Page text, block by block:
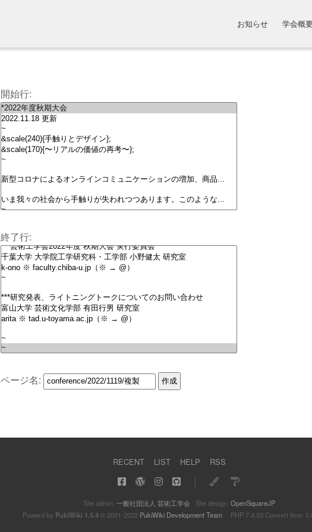
お知らせ 学会概
開始行:
終了行:
ページ名:
RECENT LIST HELP RSS
Site admin: 一般社団法人 芸術工学会 Site design: OpenSquareJP
Powerd by PukiWiki 1.5.4© 2001-2022 PukiWiki Development TeamPHP 7.4.33 Convert time: